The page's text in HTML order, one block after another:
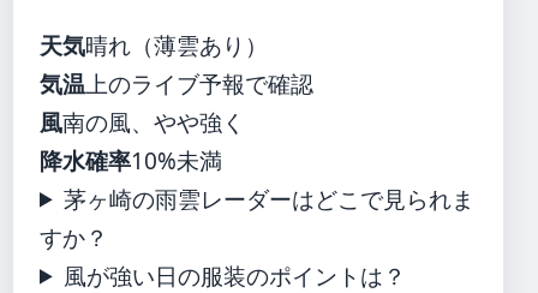
天気晴れ（薄雲あり）
気温上のライブ予報で確認
風南の風、やや強く
降水確率10%未満
茅ヶ崎の雨雲レーダーはどこで見られま
すか？
風が強い日の服装のポイントは？